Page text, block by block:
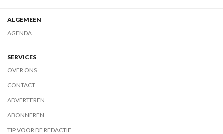
ALGEMEEN
AGENDA
SERVICES
OVER ONS
CONTACT
ADVERTEREN
ABONNEREN
TIP VOOR DE REDACTIE